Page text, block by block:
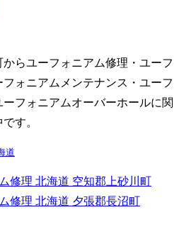
らユーフォニアム修理・ユーフ
フォニアムメンテナンス・ユーフ
ーフォニアムオーバーホールに関
す。
道
修理 北海道 空知郡上砂川町
修理 北海道 夕張郡長沼町